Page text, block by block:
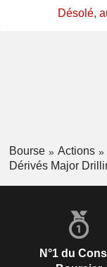
Désolé,
Bourse Actions
Dérivés Major
N°1 du